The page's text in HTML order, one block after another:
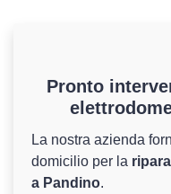
Pronto
La nostra azienda
domicilio per la
a Pandino.